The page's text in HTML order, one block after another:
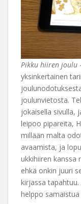
Pikku hiiren joulu
yksinkertainen
joulunvietosta.
jokaisella sivulla,
leipoo pipareita,
millään malta
avaamista, ja
ukkihiiren kanssa
ehkä onkin juuri
kirjassa
helppo